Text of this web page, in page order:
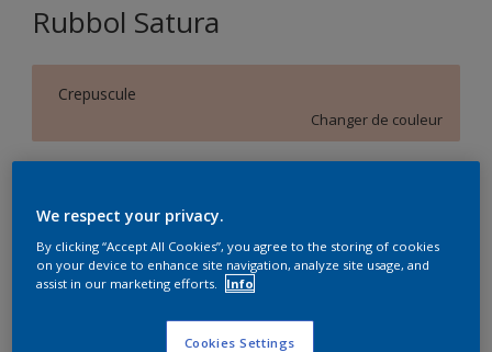
Rubbol Satura
Crepuscule
Changer de couleur
1L
Quantité Calculateur de peinture
Calculer
We respect your privacy.
By clicking “Accept All Cookies”, you agree to the storing of cookies
on your device to enhance site navigation, analyze site usage, and
assist in our marketing efforts.
Info
Cookies Settings